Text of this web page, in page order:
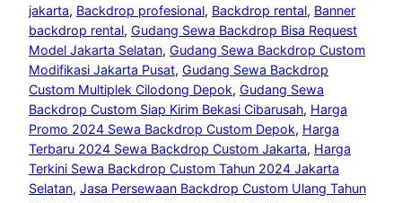
jakarta, Backdrop profesional, Backdrop rental, Banner
backdrop rental, Gudang Sewa Backdrop Bisa Request
Model Jakarta Selatan, Gudang Sewa Backdrop Custom
Modifikasi Jakarta Pusat, Gudang Sewa Backdrop
Custom Multiplek Cilodong Depok, Gudang Sewa
Backdrop Custom Siap Kirim Bekasi Cibarusah, Harga
Promo 2024 Sewa Backdrop Custom Depok, Harga
Terbaru 2024 Sewa Backdrop Custom Jakarta, Harga
Terkini Sewa Backdrop Custom Tahun 2024 Jakarta
Selatan, Jasa Persewaan Backdrop Custom Ulang Tahun